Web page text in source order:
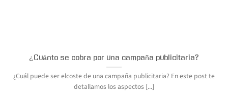
¿Cuánto se cobra por una campaña publicitaria?
¿Cuál puede ser elcoste de una campaña publicitaria? En este post te
detallamos los aspectos [...]